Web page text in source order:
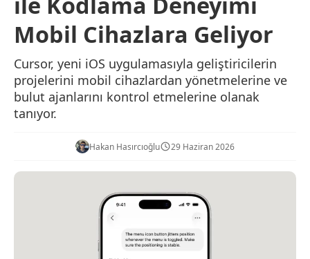
Mobil Cihazlara Geliyor
Cursor, yeni iOS uygulamasıyla geliştiricilerin
projelerini mobil cihazlardan yönetmelerine ve
bulut ajanlarını kontrol etmelerine olanak
tanıyor.
Hakan Hasırcıoğlu 29 Haziran 2026